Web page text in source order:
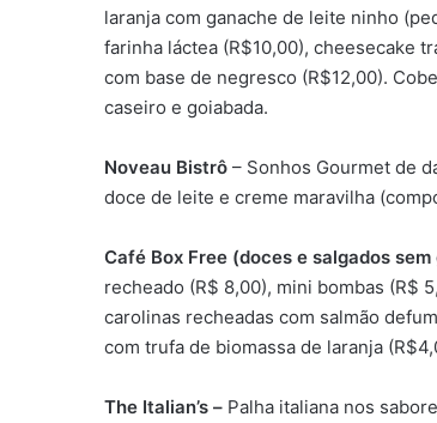
laranja com ganache de leite ninho
farinha láctea (R$10,00), cheesecake
com base de negresco (R$12,00).
caseiro e goiabada.
Noveau Bistrô – Sonhos Gourmet de
doce de leite e creme maravilha
Café Box Free (doces e salgados
recheado (R$ 8,00), mini bombas (R$
carolinas recheadas com salmão
com trufa de biomassa de laranja
The Italian’s – Palha italiana nos